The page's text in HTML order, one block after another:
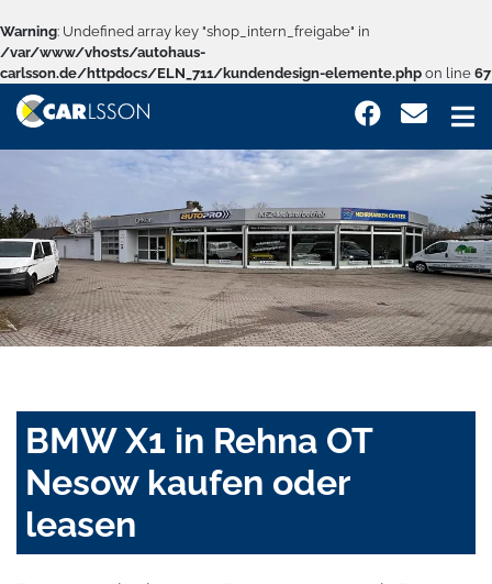
Warning: Undefined array key "shop_intern_freigabe" in
/var/www/vhosts/autohaus-
carlsson.de/httpdocs/ELN_711/kundendesign-elemente.php on line 67
BMW X1 in Rehna OT
Nesow kaufen oder
leasen